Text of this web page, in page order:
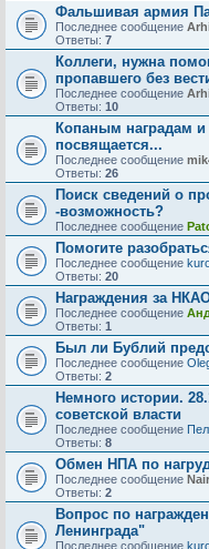
Фальшивая армия
Последнее сообщение
Ответы: 7
Коллеги, нужна
пропавшего без
Последнее сообщение
Ответы: 10
Копаным наградам
посвящается...
Последнее сообщение
Ответы: 26
Поиск сведений о
-возможность?
Последнее сообщение
Помогите
Последнее сообщение
Ответы: 20
Награждения за
Последнее сообщение
Ответы: 1
Был ли Бублий
Последнее сообщение
Ответы: 2
Немного истории.
советской власти
Последнее сообщение
Ответы: 8
Обмен НПА по
Последнее сообщение
Ответы: 2
Вопрос по
Ленинграда"
Последнее сообщение